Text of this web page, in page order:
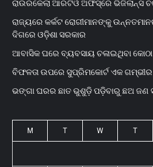
ରାଉରକେଲା ଆରଟିଓ ଅଫିସ୍‌ରେ ଭିଜିଲାନ୍ସ
ରାଜ୍ୟରେ କର୍କଟ ରୋଗୀମାନଙ୍କୁ
ଦିଗରେ ଓଡ଼ିଶା ସରକାର
ଆବାସିକ ଘରେ ବ୍ୟବସାୟ ଚଳାଇଥିବା
ବିଫଳତା ଉପରେ ସୁପ୍ରିମକୋର୍ଟ ଏକ
ଭଙ୍ଗା ଘରର ଛାତ ଭୁଶୁଡ଼ି ପଡ଼ିବାରୁ ଛଅ
M T W T